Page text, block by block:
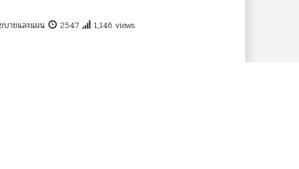
ายและแผน 2547
1,146 views